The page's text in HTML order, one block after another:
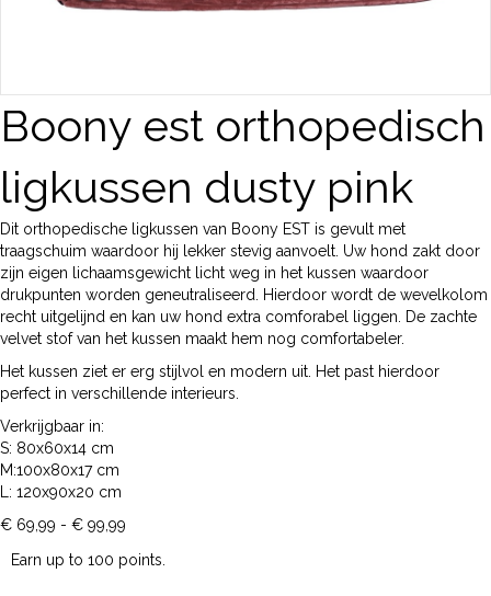
Boony est orthopedisch
ligkussen dusty pink
Dit orthopedische ligkussen van Boony EST is gevult met
traagschuim waardoor hij lekker stevig aanvoelt. Uw hond zakt door
zijn eigen lichaamsgewicht licht weg in het kussen waardoor
drukpunten worden geneutraliseerd. Hierdoor wordt de wevelkolom
recht uitgelijnd en kan uw hond extra comforabel liggen. De zachte
velvet stof van het kussen maakt hem nog comfortabeler.
Het kussen ziet er erg stijlvol en modern uit. Het past hierdoor
perfect in verschillende interieurs.
Verkrijgbaar in:
S: 80x60x14 cm
M:100x80x17 cm
L: 120x90x20 cm
€ 69,99 - € 99,99
tot
Earn up to 100 points.